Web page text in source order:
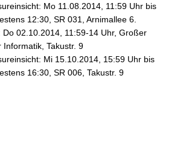
Mo 11.08.2014, 11:59 Uhr bis
12:30, SR 031, Arnimallee 6.
Do 02.10.2014, 11:59-14 Uhr, Großer
Informatik, Takustr. 9
Mi 15.10.2014, 15:59 Uhr bis
16:30, SR 006, Takustr. 9